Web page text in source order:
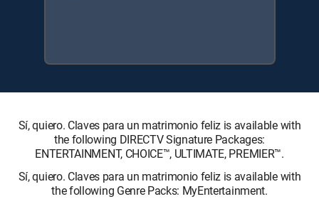
Sí, quiero. Claves para un matrimonio feliz is available with
the following DIRECTV Signature Packages:
ENTERTAINMENT, CHOICE™, ULTIMATE, PREMIER™.
Sí, quiero. Claves para un matrimonio feliz is available with
the following Genre Packs: MyEntertainment.